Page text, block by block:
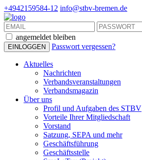
+4942159584-12 info@stbv-bremen.de
angemeldet bleiben
Passwort vergessen?
Aktuelles
Nachrichten
Verbandsveranstaltungen
Verbandsmagazin
Über uns
Profil und Aufgaben des STBV
Vorteile Ihrer Mitgliedschaft
Vorstand
Satzung, SEPA und mehr
Geschäftsführung
Geschäftsstelle